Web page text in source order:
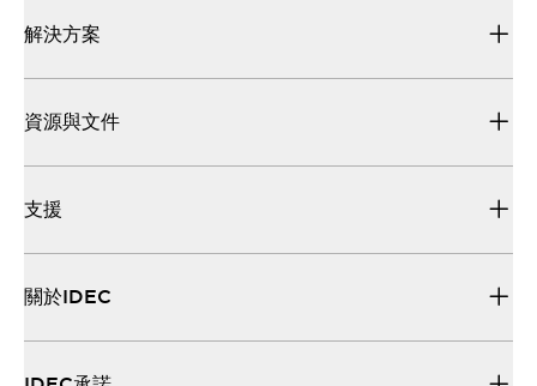
解決方案
資源與文件
支援
關於IDEC